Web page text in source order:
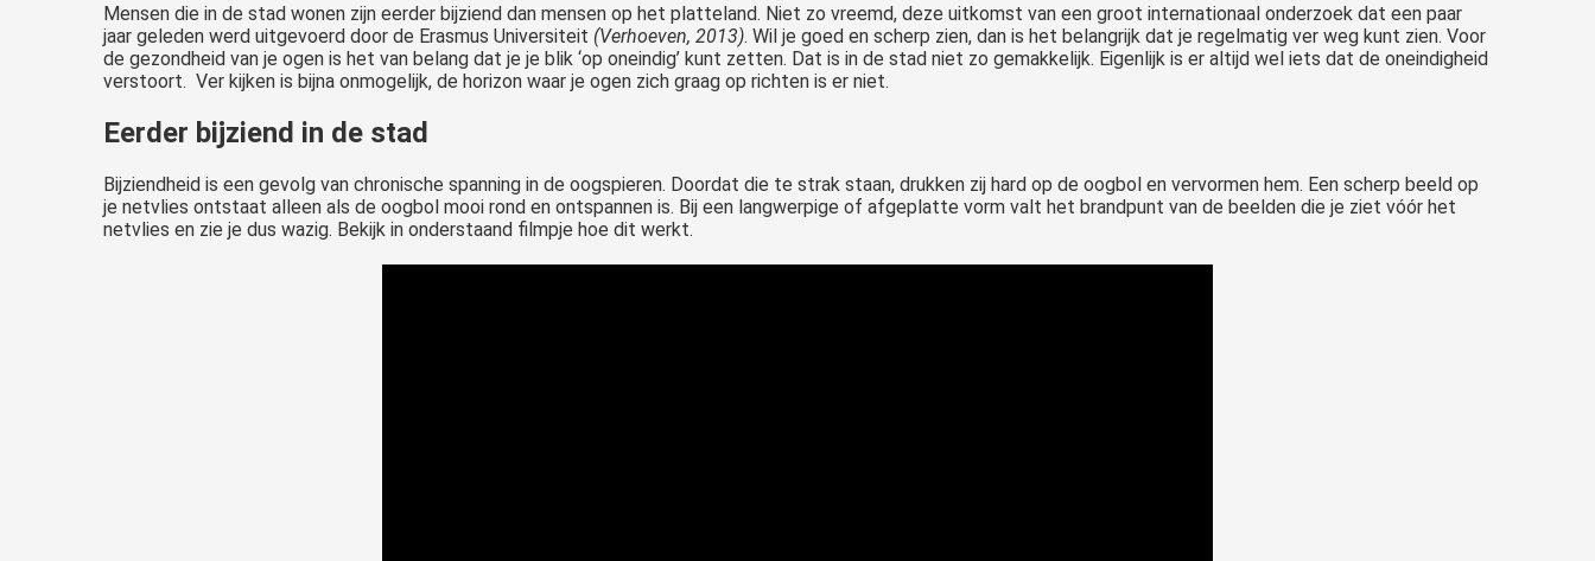
Mensen die in de stad wonen zijn eerder bijziend dan mensen op het platteland. Niet zo vreemd, deze uitkomst van een groot internationaal onderzoek dat een paar
jaar geleden werd uitgevoerd door de Erasmus Universiteit (Verhoeven, 2013). Wil je goed en scherp zien, dan is het belangrijk dat je regelmatig ver weg kunt zien. Voor
de gezondheid van je ogen is het van belang dat je je blik ‘op oneindig’ kunt zetten. Dat is in de stad niet zo gemakkelijk. Eigenlijk is er altijd wel iets dat de oneindigheid
verstoort. Ver kijken is bijna onmogelijk, de horizon waar je ogen zich graag op richten is er niet.
Eerder bijziend in de stad
Bijziendheid is een gevolg van chronische spanning in de oogspieren. Doordat die te strak staan, drukken zij hard op de oogbol en vervormen hem. Een scherp beeld op
je netvlies ontstaat alleen als de oogbol mooi rond en ontspannen is. Bij een langwerpige of afgeplatte vorm valt het brandpunt van de beelden die je ziet vóór het
netvlies en zie je dus wazig. Bekijk in onderstaand filmpje hoe dit werkt.